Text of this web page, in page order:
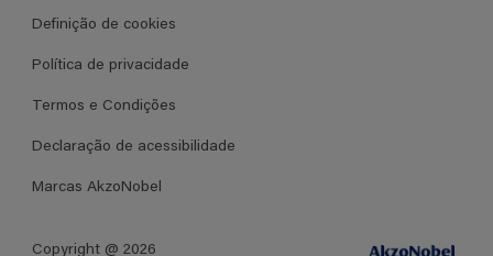
Definição de cookies
Política de privacidade
Termos e Condições
Declaração de acessibilidade
Marcas AkzoNobel
Copyright @ 2026